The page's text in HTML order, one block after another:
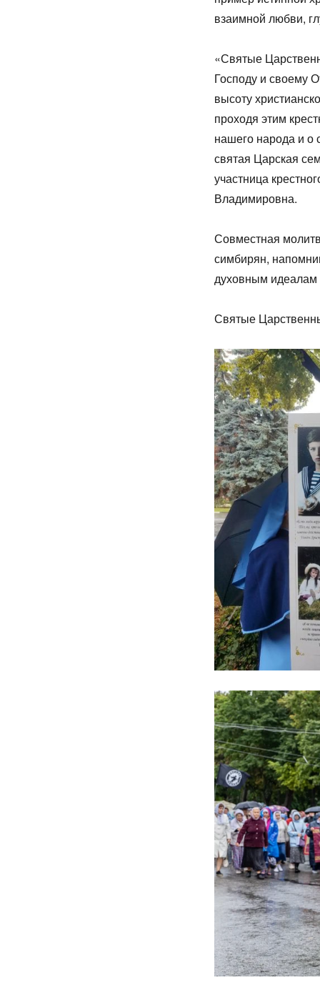
взаимной любви,
«Святые
Господу и своему
высоту
проходя этим
нашего народа и о
святая Царская
участница
Владимировна.
Совместная
симбирян,
духовным идеалам
Святые